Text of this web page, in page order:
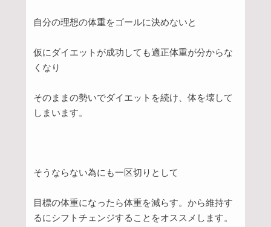
自分の理想の体重をゴールに決めないと
仮にダイエットが成功しても適正体重が分からな
くなり
そのままの勢いでダイエットを続け、体を壊して
しまいます。
そうならない為にも一区切りとして
目標の体重になったら体重を減らす。から維持す
るにシフトチェンジすることをオススメします。